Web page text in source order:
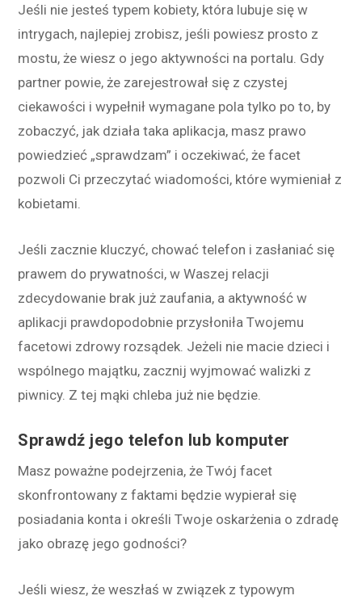
Jeśli nie jesteś typem kobiety, która lubuje się w
intrygach, najlepiej zrobisz, jeśli powiesz prosto z
mostu, że wiesz o jego aktywności na portalu. Gdy
partner powie, że zarejestrował się z czystej
ciekawości i wypełnił wymagane pola tylko po to, by
zobaczyć, jak działa taka aplikacja, masz prawo
powiedzieć „sprawdzam” i oczekiwać, że facet
pozwoli Ci przeczytać wiadomości, które wymieniał z
kobietami.
Jeśli zacznie kluczyć, chować telefon i zasłaniać się
prawem do prywatności, w Waszej relacji
zdecydowanie brak już zaufania, a aktywność w
aplikacji prawdopodobnie przysłoniła Twojemu
facetowi zdrowy rozsądek. Jeżeli nie macie dzieci i
wspólnego majątku, zacznij wyjmować walizki z
piwnicy. Z tej mąki chleba już nie będzie.
Sprawdź jego telefon lub komputer
Masz poważne podejrzenia, że Twój facet
skonfrontowany z faktami będzie wypierał się
posiadania konta i określi Twoje oskarżenia o zdradę
jako obrazę jego godności?
Jeśli wiesz, że weszłaś w związek z typowym